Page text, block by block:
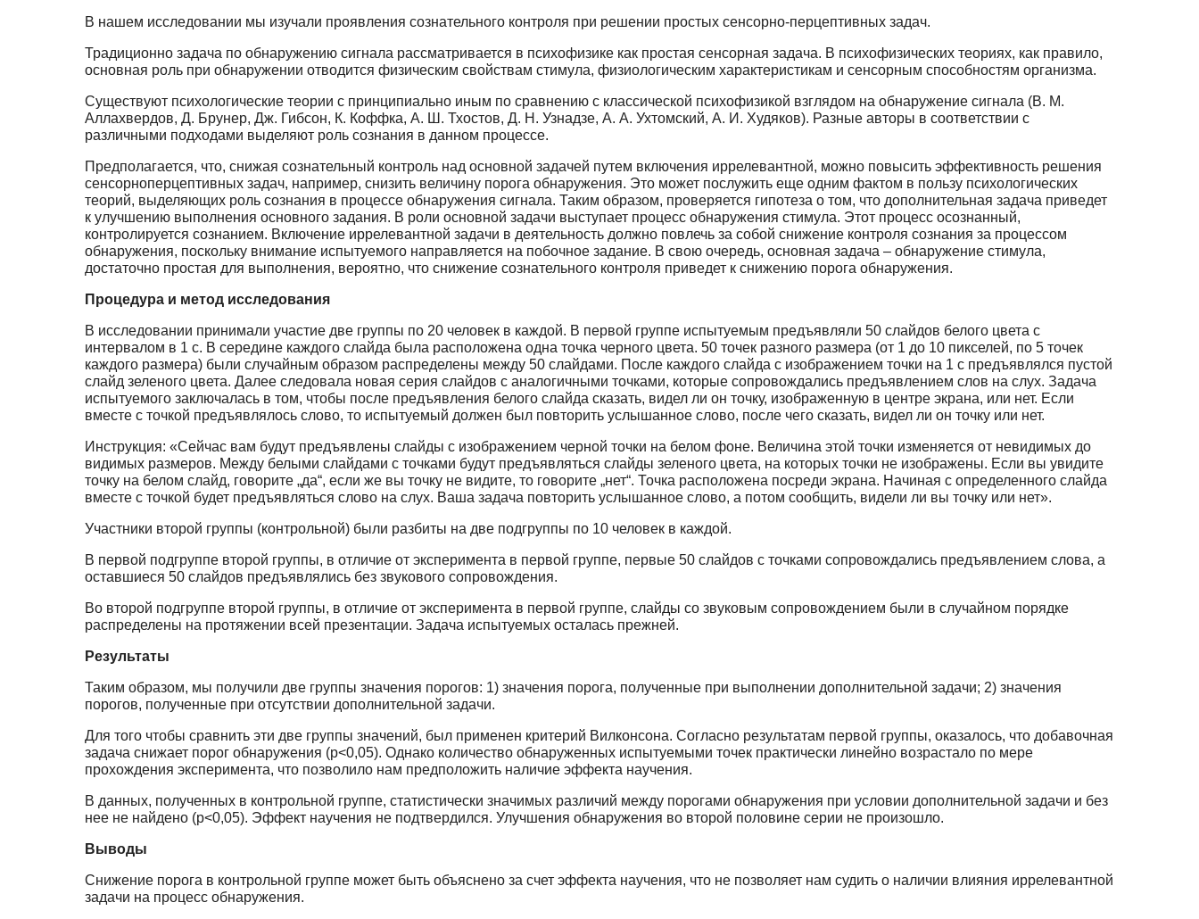
В нашем исследовании мы изучали проявления сознательного контроля при решении простых сенсорно-перцептивных задач.
Традиционно задача по обнаружению сигнала рассматривается в психофизике как простая сенсорная задача. В психофизических теориях, как правило,
основная роль при обнаружении отводится физическим свойствам стимула, физиологическим характеристикам и сенсорным способностям организма.
Существуют психологические теории с принципиально иным по сравнению с классической психофизикой взглядом на обнаружение сигнала (В. М.
Аллахвердов, Д. Брунер, Дж. Гибсон, К. Коффка, А. Ш. Тхостов, Д. Н. Узнадзе, А. А. Ухтомский, А. И. Худяков). Разные авторы в соответствии с
различными подходами выделяют роль сознания в данном процессе.
Предполагается, что, снижая сознательный контроль над основной задачей путем включения иррелевантной, можно повысить эффективность решения
сенсорноперцептивных задач, например, снизить величину порога обнаружения. Это может послужить еще одним фактом в пользу психологических
теорий, выделяющих роль сознания в процессе обнаружения сигнала. Таким образом, проверяется гипотеза о том, что дополнительная задача приведет
к улучшению выполнения основного задания. В роли основной задачи выступает процесс обнаружения стимула. Этот процесс осознанный,
контролируется сознанием. Включение иррелевантной задачи в деятельность должно повлечь за собой снижение контроля сознания за процессом
обнаружения, поскольку внимание испытуемого направляется на побочное задание. В свою очередь, основная задача – обнаружение стимула,
достаточно простая для выполнения, вероятно, что снижение сознательного контроля приведет к снижению порога обнаружения.
Процедура и метод исследования
В исследовании принимали участие две группы по 20 человек в каждой. В первой группе испытуемым предъявляли 50 слайдов белого цвета с
интервалом в 1 с. В середине каждого слайда была расположена одна точка черного цвета. 50 точек разного размера (от 1 до 10 пикселей, по 5 точек
каждого размера) были случайным образом распределены между 50 слайдами. После каждого слайда с изображением точки на 1 с предъявлялся пустой
слайд зеленого цвета. Далее следовала новая серия слайдов с аналогичными точками, которые сопровождались предъявлением слов на слух. Задача
испытуемого заключалась в том, чтобы после предъявления белого слайда сказать, видел ли он точку, изображенную в центре экрана, или нет. Если
вместе с точкой предъявлялось слово, то испытуемый должен был повторить услышанное слово, после чего сказать, видел ли он точку или нет.
Инструкция: «Сейчас вам будут предъявлены слайды с изображением черной точки на белом фоне. Величина этой точки изменяется от невидимых до
видимых размеров. Между белыми слайдами с точками будут предъявляться слайды зеленого цвета, на которых точки не изображены. Если вы увидите
точку на белом слайд, говорите „да“, если же вы точку не видите, то говорите „нет“. Точка расположена посреди экрана. Начиная с определенного слайда
вместе с точкой будет предъявляться слово на слух. Ваша задача повторить услышанное слово, а потом сообщить, видели ли вы точку или нет».
Участники второй группы (контрольной) были разбиты на две подгруппы по 10 человек в каждой.
В первой подгруппе второй группы, в отличие от эксперимента в первой группе, первые 50 слайдов с точками сопровождались предъявлением слова, а
оставшиеся 50 слайдов предъявлялись без звукового сопровождения.
Во второй подгруппе второй группы, в отличие от эксперимента в первой группе, слайды со звуковым сопровождением были в случайном порядке
распределены на протяжении всей презентации. Задача испытуемых осталась прежней.
Результаты
Таким образом, мы получили две группы значения порогов: 1) значения порога, полученные при выполнении дополнительной задачи; 2) значения
порогов, полученные при отсутствии дополнительной задачи.
Для того чтобы сравнить эти две группы значений, был применен критерий Вилконсона. Согласно результатам первой группы, оказалось, что добавочная
задача снижает порог обнаружения (р<0,05). Однако количество обнаруженных испытуемыми точек практически линейно возрастало по мере
прохождения эксперимента, что позволило нам предположить наличие эффекта научения.
В данных, полученных в контрольной группе, статистически значимых различий между порогами обнаружения при условии дополнительной задачи и без
нее не найдено (р<0,05). Эффект научения не подтвердился. Улучшения обнаружения во второй половине серии не произошло.
Выводы
Снижение порога в контрольной группе может быть объяснено за счет эффекта научения, что не позволяет нам судить о наличии влияния иррелевантной
задачи на процесс обнаружения.